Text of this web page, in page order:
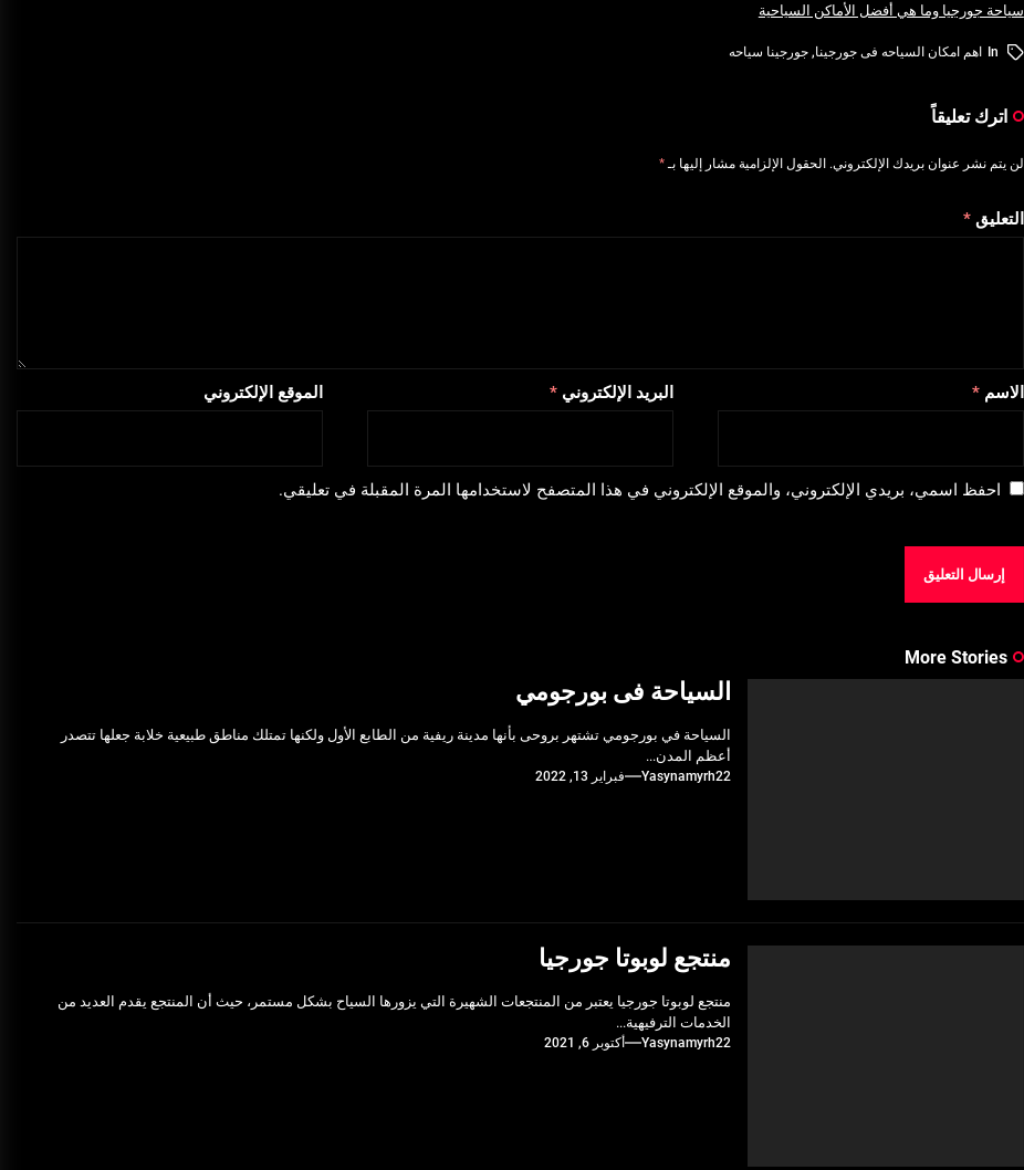
سياحة جورجيا وما هي أفضل الأماكن السياحية
In اهم امكان السياحه فى جورجينا,جورجينا سياحه
اترك تعليقاً
لن يتم نشر عنوان بريدك الإلكتروني. الحقول الإلزامية مشار إليها بـ*
التعليق*
الاسم* البريد الإلكتروني* الموقع الإلكتروني
احفظ اسمي، بريدي الإلكتروني، والموقع الإلكتروني في هذا المتصفح لاستخدامها المرة المقبلة في تعليقي.
More Stories
السياحة فى بورجومي
السياحة في بورجومي تشتهر بروحى بأنها مدينة ريفية من الطابع الأول ولكنها تمتلك مناطق طبيعية خلابة جعلها تتصدر
أعظم المدن...
Yasynamyrh22 فبراير 13, 2022
منتجع لوبوتا جورجيا
منتجع لوبوتا جورجيا يعتبر من المنتجعات الشهيرة التي يزورها السياح بشكل مستمر، حيث أن المنتجع يقدم العديد من
الخدمات الترفيهية...
Yasynamyrh22 أكتوبر 6, 2021